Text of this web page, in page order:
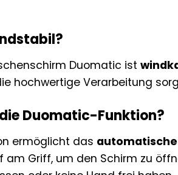
Duomatic ist
hochwertige Verarbeitung
Duomatic-Funktion?
ermöglicht das
am Griff, um den Schirm zu